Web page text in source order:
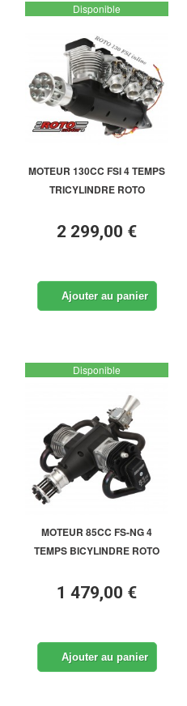
Disponible
MOTEUR 130CC FSI 4 TEMPS
TRICYLINDRE ROTO
2 299,00 €
Ajouter au panier
Disponible
MOTEUR 85CC FS-NG 4
TEMPS BICYLINDRE ROTO
1 479,00 €
Ajouter au panier